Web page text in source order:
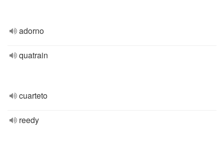
adorno
quatrain
cuarteto
reedy